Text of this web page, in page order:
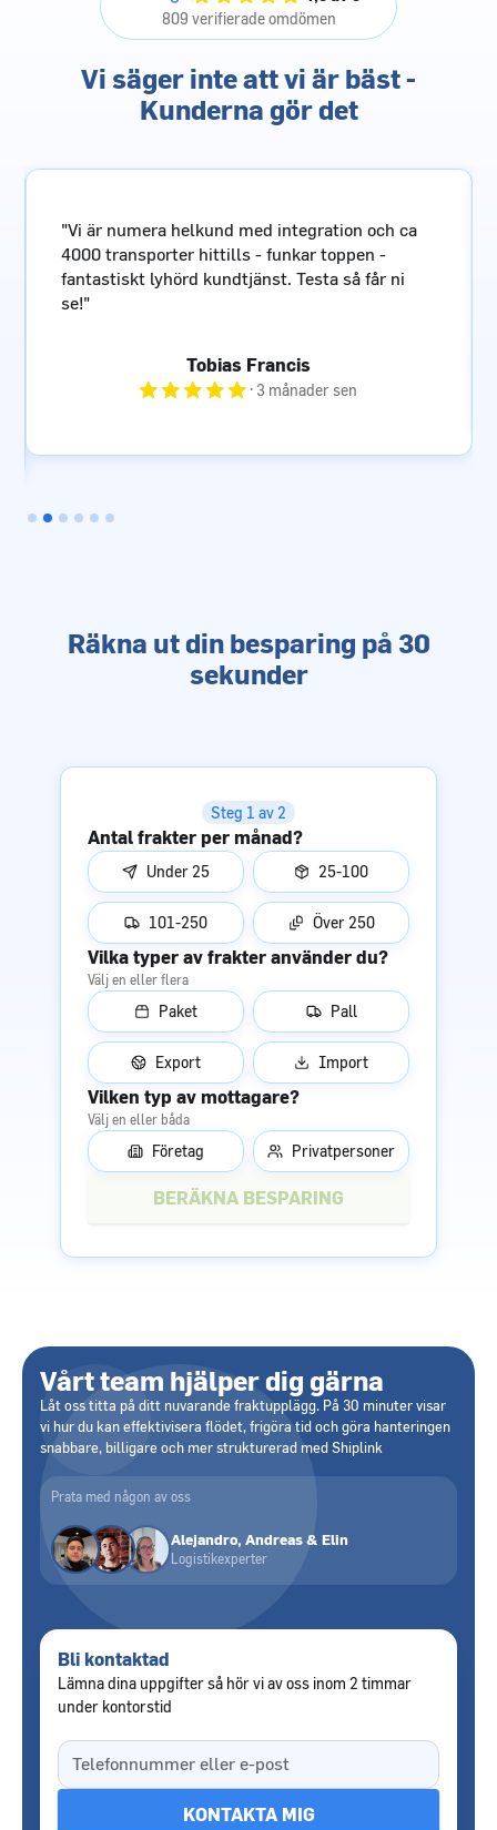
809 verifierade omdömen
Vi säger inte att vi är bäst -
Kunderna gör det
"Pålitlig fraktpartner med enkel o snabb
bokningssida, kunnig personal och sist men
inte minst prisvärt!"
· 4 månader sen
Räkna ut din besparing på 30
sekunder
Steg 1 av 2
Antal frakter per månad?
Under 25 25-100
101-250 Över 250
Vilka typer av frakter använder du?
Välj en eller flera
Paket Pall
Export Import
Vilken typ av mottagare?
Välj en eller båda
Företag Privatpersoner
Vårt team hjälper dig gärna
Låt oss titta på ditt nuvarande fraktupplägg. På 30 minuter visar
vi hur du kan effektivisera flödet, frigöra tid och göra hanteringen
snabbare, billigare och mer strukturerad med Shiplink
Prata med någon av oss
Alejandro, Andreas & Elin
Logistikexperter
Bli kontaktad
Lämna dina uppgifter så hör vi av oss inom 2 timmar
under kontorstid